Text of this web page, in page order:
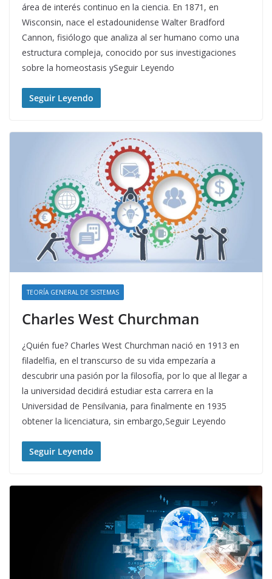
área de interés continuo en la ciencia. En 1871, en
Wisconsin, nace el estadounidense Walter Bradford
Cannon, fisiólogo que analiza al ser humano como una
estructura compleja, conocido por sus investigaciones
sobre la homeostasis ySeguir Leyendo
Seguir Leyendo
TEORÍA GENERAL DE SISTEMAS
Charles West Churchman
¿Quién fue? Charles West Churchman nació en 1913 en
filadelfia, en el transcurso de su vida empezaría a
descubrir una pasión por la filosofía, por lo que al llegar a
la universidad decidirá estudiar esta carrera en la
Universidad de Pensilvania, para finalmente en 1935
obtener la licenciatura, sin embargo,Seguir Leyendo
Seguir Leyendo